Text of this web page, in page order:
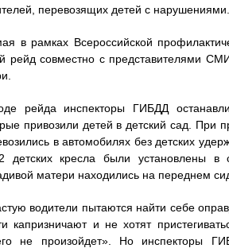
перевозящих детей с нарушениями.
в рамках Всероссийской
рейд совместно с представителями
рейда инспекторы ГИБДД
привозили детей в детский сад. При
в автомобилях без детских
детских кресла были установлены
матери находились на переднем
водители пытаются найти себе
капризничают и не хотят
не произойдет». Но инспекторы